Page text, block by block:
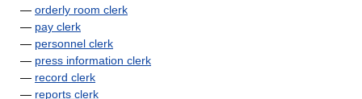
— orderly room clerk
— pay clerk
— personnel clerk
— press information clerk
— record clerk
— reports clerk